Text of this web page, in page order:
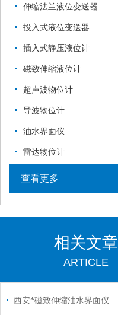
伸缩法兰液位变送器
投入式液位变送器
插入式静压液位计
磁致伸缩液位计
超声波物位计
导波物位计
油水界面仪
雷达物位计
查看更多
相关文章
ARTICLE
西安*磁致伸缩油水界面仪